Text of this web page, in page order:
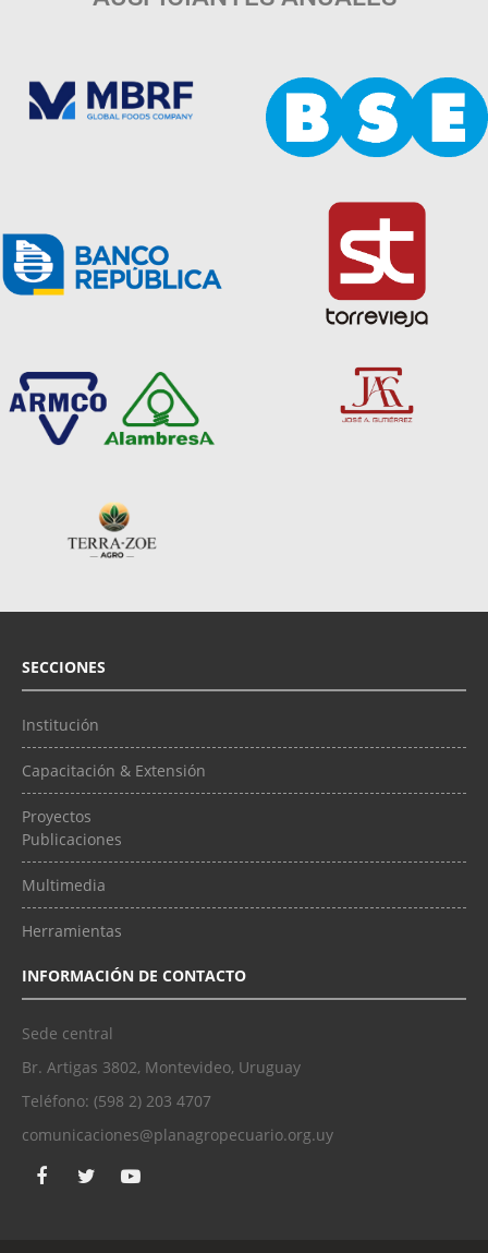
SECCIONES
Institución
Capacitación & Extensión
Proyectos
Publicaciones
Multimedia
Herramientas
INFORMACIÓN DE CONTACTO
Sede central
Br. Artigas 3802, Montevideo, Uruguay
Teléfono: (598 2) 203 4707
comunicaciones@planagropecuario.org.uy